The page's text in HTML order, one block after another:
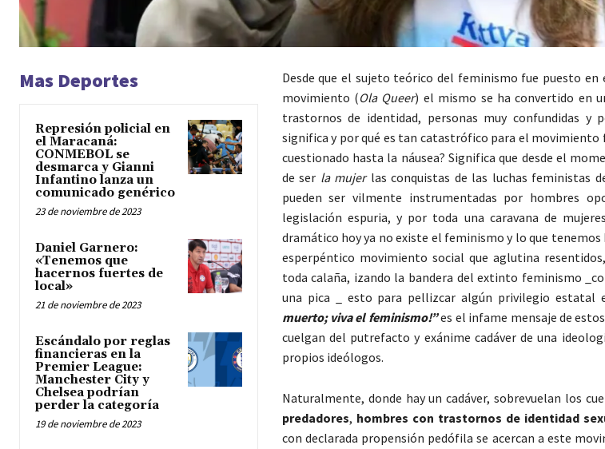
Mas Deportes
Represión policial en
el Maracaná:
CONMEBOL se
desmarca y Gianni
Infantino lanza un
comunicado genérico
23 de noviembre de 2023
Daniel Garnero:
«Tenemos que
hacernos fuertes de
local»
21 de noviembre de 2023
Escándalo por reglas
financieras en la
Premier League:
Manchester City y
Chelsea podrían
perder la categoría
19 de noviembre de 2023
Desde que el sujeto teórico del feminismo fue puesto
movimiento (Ola Queer) el mismo se ha convertido en
trastornos de identidad, personas muy confundidas y
significa y por qué es tan catastrófico para el movimiento
cuestionado hasta la náusea? Significa que desde el
de ser la mujerlas conquistas de las luchas feministas
pueden ser vilmente instrumentadas por hombres
legislación espuria, y por toda una caravana de
dramático hoy ya no existe el feminismo y lo que
esperpéntico movimiento social que aglutina
toda calaña, izando la bandera del extinto feminismo
una pica _ esto para pellizcar algún privilegio estatal
muerto; viva el feminismo!”es el infame mensaje de
cuelgan del putrefacto y exánime cadáver de una
propios ideólogos.
Naturalmente, donde hay un cadáver, sobrevuelan los
predadores, hombres con trastornos de identidad
con declarada propensión pedófila se acercan a este